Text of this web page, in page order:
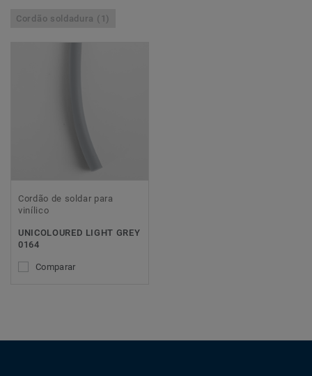
Cordão soldadura (1)
Cordão de soldar para
vinílico
UNICOLOURED LIGHT GREY
0164
Comparar